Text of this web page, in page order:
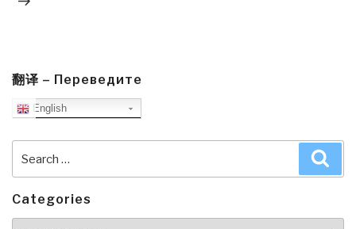
翻译 – Переведите
English
for:
Categories